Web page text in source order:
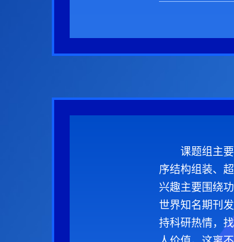
课题组主
序结构组装、
兴趣主要围绕
世界知名期刊
持科研热情，